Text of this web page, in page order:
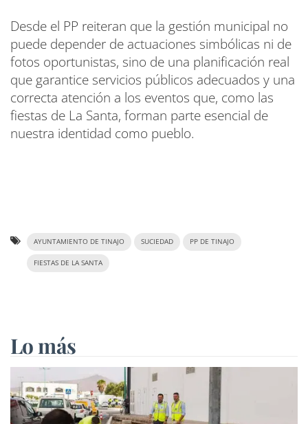
Desde el PP reiteran que la gestión municipal no
puede depender de actuaciones simbólicas ni de
fotos oportunistas, sino de una planificación real
que garantice servicios públicos adecuados y una
correcta atención a los eventos que, como las
fiestas de La Santa, forman parte esencial de
nuestra identidad como pueblo.
AYUNTAMIENTO DE TINAJO SUCIEDAD PP DE TINAJO
FIESTAS DE LA SANTA
Lo más